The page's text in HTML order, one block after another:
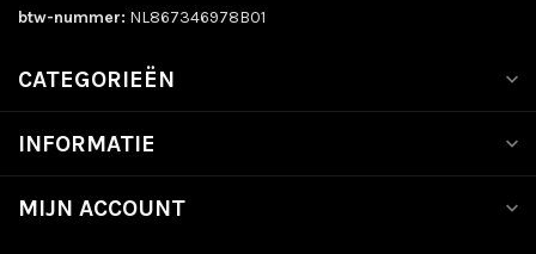
btw-nummer: NL867346978B01
CATEGORIEËN
INFORMATIE
MIJN ACCOUNT